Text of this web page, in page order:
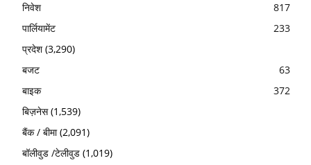
निवेश
817
पार्लियामेंट
233
प्रदेश(3,290)
बजट
63
बाइक
372
बिज़नेस(1,539)
बैंक / बीमा(2,091)
बॉलीवुड /टेलीवुड (1,019)